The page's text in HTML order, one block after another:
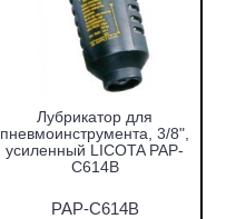
Лубрикатор для
пневмоинструмента, 3/8",
усиленный LICOTA PAP-
C614B
PAP-C614B